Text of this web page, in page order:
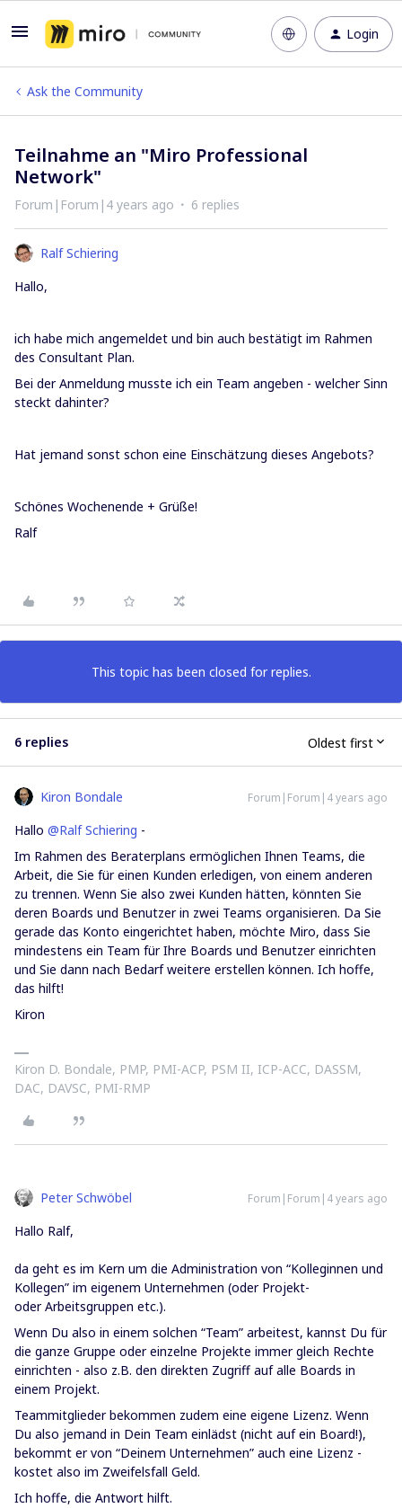
Login
Ask the Community
Teilnahme an "Miro Professional
Network"
Forum|Forum|4 years ago 6 replies
Ralf Schiering
Hallo,
ich habe mich angemeldet und bin auch bestätigt im Rahmen
des Consultant Plan.
Bei der Anmeldung musste ich ein Team angeben - welcher Sinn
steckt dahinter?
Hat jemand sonst schon eine Einschätzung dieses Angebots?
Schönes Wochenende + Grüße!
Ralf
This topic has been closed for replies.
6 replies Oldest first
Kiron Bondale Forum|Forum|4 years ago
Hallo @Ralf Schiering -
Im Rahmen des Beraterplans ermöglichen Ihnen Teams, die
Arbeit, die Sie für einen Kunden erledigen, von einem anderen
zu trennen. Wenn Sie also zwei Kunden hätten, könnten Sie
deren Boards und Benutzer in zwei Teams organisieren. Da Sie
gerade das Konto eingerichtet haben, möchte Miro, dass Sie
mindestens ein Team für Ihre Boards und Benutzer einrichten
und Sie dann nach Bedarf weitere erstellen können. Ich hoffe,
das hilft!
Kiron
Kiron D. Bondale, PMP, PMI-ACP, PSM II, ICP-ACC, DASSM,
DAC, DAVSC, PMI-RMP
Peter Schwöbel Forum|Forum|4 years ago
Hallo Ralf,
da geht es im Kern um die Administration von “Kolleginnen und
Kollegen” im eigenem Unternehmen (oder Projekt-
oder Arbeitsgruppen etc.).
Wenn Du also in einem solchen “Team” arbeitest, kannst Du für
die ganze Gruppe oder einzelne Projekte immer gleich Rechte
einrichten - also z.B. den direkten Zugriff auf alle Boards in
einem Projekt.
Teammitglieder bekommen zudem eine eigene Lizenz. Wenn
Du also jemand in Dein Team einlädst (nicht auf ein Board!),
bekommt er von “Deinem Unternehmen” auch eine Lizenz -
kostet also im Zweifelsfall Geld.
Ich hoffe, die Antwort hilft.